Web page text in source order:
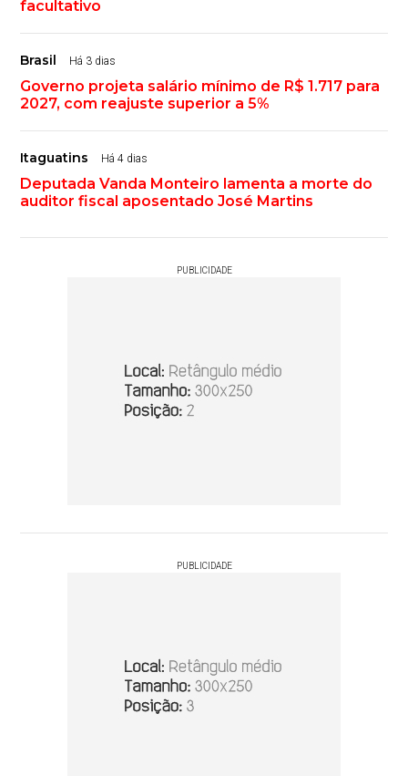
facultativo
Brasil Há 3 dias
Governo projeta salário mínimo de R$ 1.717 para
2027, com reajuste superior a 5%
Itaguatins Há 4 dias
Deputada Vanda Monteiro lamenta a morte do
auditor fiscal aposentado José Martins
PUBLICIDADE
PUBLICIDADE